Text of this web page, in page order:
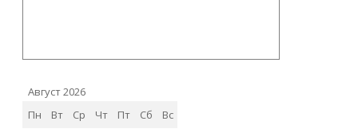
Август 2026
Пн
Вт Ср Чт Пт Сб
Вс